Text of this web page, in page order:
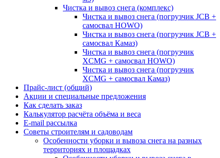
Чистка и вывоз снега (комплекс)
Чистка и вывоз снега (погрузчик JCB +
самосвал HOWO)
Чистка и вывоз снега (погрузчик JCB +
самосвал Камаз)
Чистка и вывоз снега (погрузчик
XCMG + самосвал HOWO)
Чистка и вывоз снега (погрузчик
XCMG + самосвал Камаз)
Прайс-лист (общий)
Акции и специальные предложения
Как сделать заказ
Калькулятор расчёта объёма и веса
E-mail рассылка
Советы строителям и садоводам
Особенности уборки и вывоза снега на разных
территориях и площадках